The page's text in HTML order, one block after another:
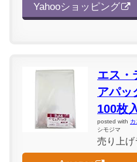
Yahooショッピング
エス・
アパッ
100枚
posted with
シモジマ
売り上げ